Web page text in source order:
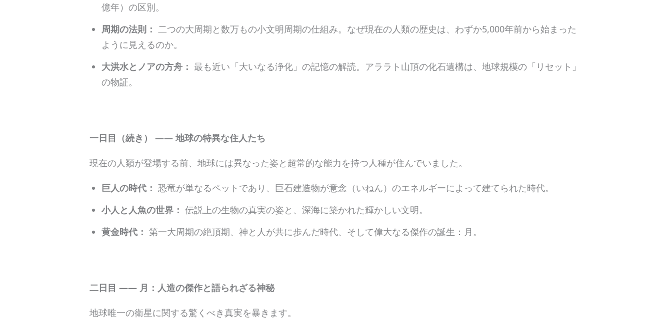
億年）の区別。
周期の法則： 二つの大周期と数万もの小文明周期の仕組み。なぜ現在の人類の歴史は、わずか5,000年前から始まった
ように見えるのか。
大洪水とノアの方舟： 最も近い「大いなる浄化」の記憶の解読。アララト山頂の化石遺構は、地球規模の「リセット」
の物証。
一日目（続き） —— 地球の特異な住人たち
現在の人類が登場する前、地球には異なった姿と超常的な能力を持つ人種が住んでいました。
巨人の時代： 恐竜が単なるペットであり、巨石建造物が意念（いねん）のエネルギーによって建てられた時代。
小人と人魚の世界： 伝説上の生物の真実の姿と、深海に築かれた輝かしい文明。
黄金時代： 第一大周期の絶頂期、神と人が共に歩んだ時代、そして偉大なる傑作の誕生：月。
二日目 —— 月：人造の傑作と語られざる神秘
地球唯一の衛星に関する驚くべき真実を暴きます。